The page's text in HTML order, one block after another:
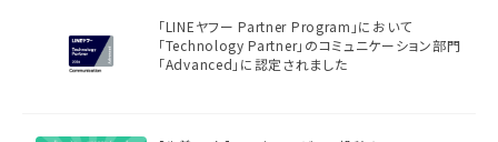
「LINEヤフー Partner Program」において
「Technology Partner」のコミュニケーション部門
「Advanced」に認定されました